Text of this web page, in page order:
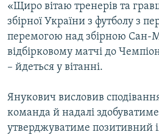
«Щиро вітаю тренерів та
збірної України з футболу з
перемогою над збірною Сан-
відбірковому матчі до
– йдеться у вітанні.
Янукович висловив
команда й надалі
утверджуватиме позитивний